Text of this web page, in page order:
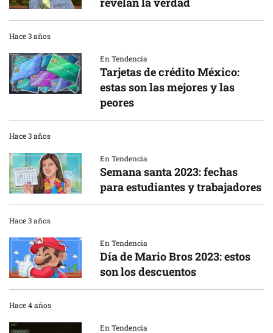
Hace 3 años
En Tendencia
Tarjetas de crédito México:
estas son las mejores y las
peores
Hace 3 años
En Tendencia
Semana santa 2023: fechas
para estudiantes y trabajadores
Hace 3 años
En Tendencia
Día de Mario Bros 2023: estos
son los descuentos
Hace 4 años
En Tendencia